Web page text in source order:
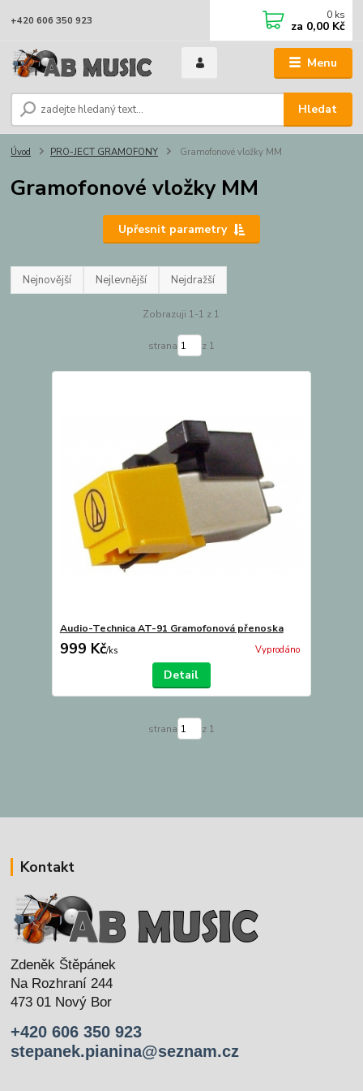
Menu
Hledat
+420 606 350 923 0 ks
za 0,00 Kč
Úvod PRO-JECT GRAMOFONY Gramofonové vložky MM
Gramofonové vložky MM
Upřesnit parametry
Nejnovější Nejlevnější Nejdražší
Zobrazuji 1-1 z 1
strana z 1
Audio-Technica AT-91 Gramofonová přenoska
999 Kč/ks Vyprodáno
Detail
strana z 1
Kontakt
Zdeněk Štěpánek
Na Rozhraní 244
473 01 Nový Bor
+420 606 350 923
stepanek.pianina@seznam.cz